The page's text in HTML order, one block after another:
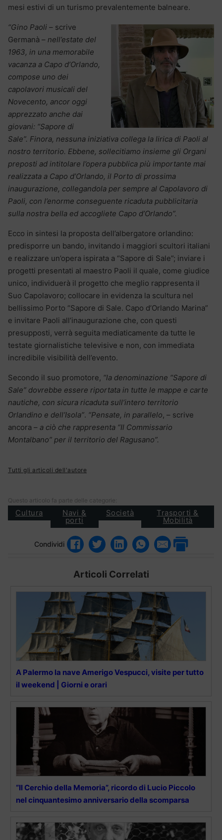
mesi estivi di un turismo prevalentemente balneare.
“Gino Paoli – scrive
Germanà – nell’estate del
1963, in una memorabile
vacanza a Capo d’Orlando,
compose uno dei
capolavori musicali del
Novecento, ancor oggi
apprezzato anche dai
giovani: “Sapore di
Sale”. Finora, nessuna iniziativa collega la lirica di Paoli al
nostro territorio. Ebbene, sollecitiamo insieme gli Organi
preposti ad intitolare l’opera pubblica più importante mai
realizzata a Capo d’Orlando, il Porto di prossima
inaugurazione, collegandola per sempre al Capolavoro di
Paoli, con l’enorme conseguente ricaduta pubblicitaria
sulla nostra bella ed accogliete Capo d’Orlando”.
Ecco in sintesi la proposta dell’albergatore orlandino:
predisporre un bando, invitando i maggiori scultori italiani
e realizzare un’opera ispirata a “Sapore di Sale”; inviare i
progetti presentati al maestro Paoli il quale, come giudice
unico, individuerà il progetto che meglio rappresenta il
Suo Capolavoro; collocare in evidenza la scultura nel
bellissimo Porto “Sapore di Sale. Capo d’Orlando Marina”
e invitare Paoli all’inaugurazione che, con questi
presupposti, verrà seguita mediaticamente da tutte le
testate giornalistiche televisive e non, con immediata
incredibile visibilità dell’evento.
Secondo il suo promotore, “la denominazione “Sapore di
Sale” dovrebbe essere riportata in tutte le mappe e carte
nautiche, con sicura ricaduta sull’intero territorio
Orlandino e dell’Isola”. “Pensate, in parallelo, – scrive
ancora – a ciò che rappresenta “Il Commissario
Montalbano” per il territorio del Ragusano”.
Tutti gli articoli dell'autore
Questo articolo fa parte delle categorie:
Cultura Navi &
porti
Società Trasporti &
Mobilità
Condividi
Articoli Correlati
A Palermo la nave Amerigo Vespucci, visite per tutto
il weekend | Giorni e orari
“Il Cerchio della Memoria”, ricordo di Lucio Piccolo
nel cinquantesimo anniversario della scomparsa